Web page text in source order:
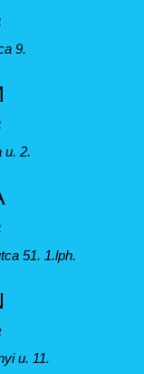
9.
u. 2.
51. 1.lph.
u. 11.